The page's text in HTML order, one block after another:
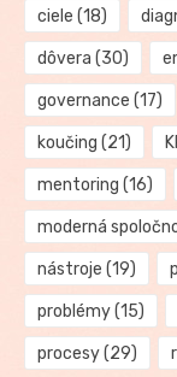
ciele (18)
dôvera (30)
governance (17)
koučing (21)
mentoring (16)
moderná
nástroje (19)
problémy(15)
procesy(29)